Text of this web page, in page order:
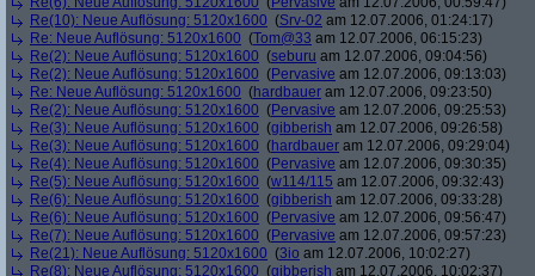
Re(10): Neue Auflösung: 5120x1600 (Srv-02 am 12.07.2006, 01:24:17)
Re: Neue Auflösung: 5120x1600 (Tom@33 am 12.07.2006, 06:15:23)
Re(2): Neue Auflösung: 5120x1600 (seburu am 12.07.2006, 09:04:56)
Re(2): Neue Auflösung: 5120x1600 (Pervasive am 12.07.2006, 09:13:03)
Re: Neue Auflösung: 5120x1600 (hardbauer am 12.07.2006, 09:23:50)
Re(2): Neue Auflösung: 5120x1600 (Pervasive am 12.07.2006, 09:25:53)
Re(3): Neue Auflösung: 5120x1600 (gibberish am 12.07.2006, 09:26:58)
Re(3): Neue Auflösung: 5120x1600 (hardbauer am 12.07.2006, 09:29:04)
Re(4): Neue Auflösung: 5120x1600 (Pervasive am 12.07.2006, 09:30:35)
Re(5): Neue Auflösung: 5120x1600 (w114/115 am 12.07.2006, 09:32:43)
Re(6): Neue Auflösung: 5120x1600 (gibberish am 12.07.2006, 09:33:28)
Re(6): Neue Auflösung: 5120x1600 (Pervasive am 12.07.2006, 09:56:47)
Re(7): Neue Auflösung: 5120x1600 (Pervasive am 12.07.2006, 09:57:23)
Re(21): Neue Auflösung: 5120x1600 (3io am 12.07.2006, 10:02:27)
Re(8): Neue Auflösung: 5120x1600 (gibberish am 12.07.2006, 10:02:37)